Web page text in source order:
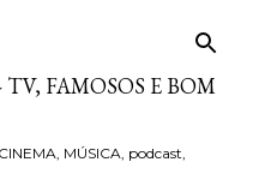
principal
FAMOSOS E BOM
MÚSICA, podcast,